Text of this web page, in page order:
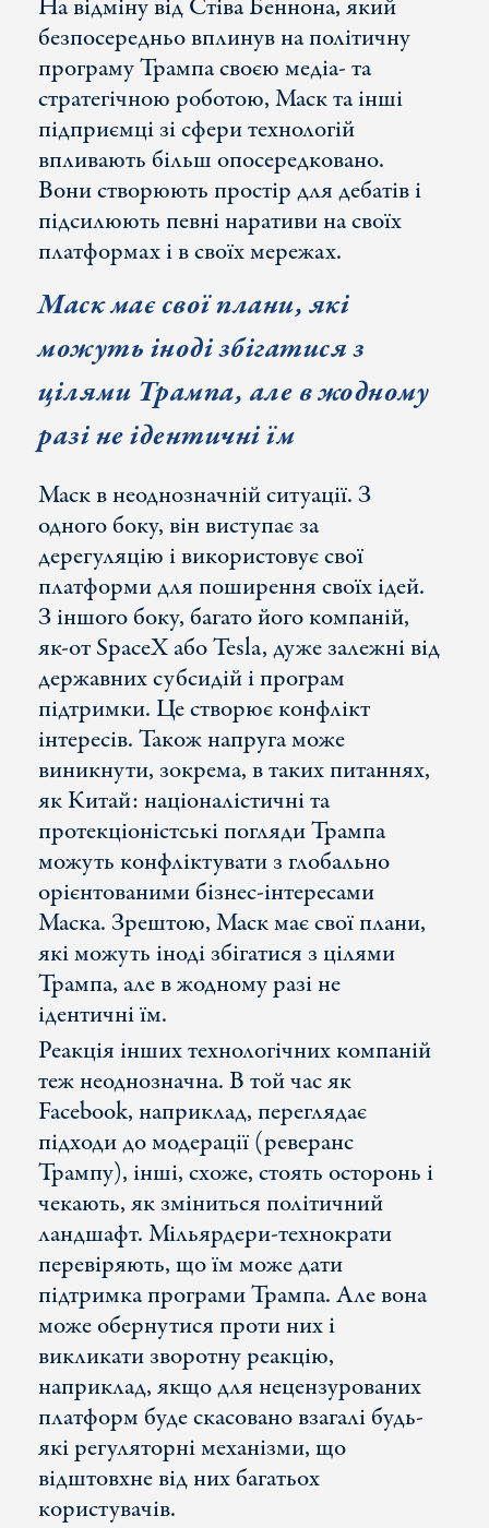
На відміну від Стіва Беннона, який
безпосередньо вплинув на політичну
програму Трампа своєю медіа- та
стратегічною роботою, Маск та інші
підприємці зі сфери технологій
впливають більш опосередковано.
Вони створюють простір для дебатів і
підсилюють певні наративи на своїх
платформах і в своїх мережах.
Маск має свої плани, які
можуть іноді збігатися з
цілями Трампа, але в жодному
разі не ідентичні їм
Маск в неоднозначній ситуації. З
одного боку, він виступає за
дерегуляцію і використовує свої
платформи для поширення своїх ідей.
З іншого боку, багато його компаній,
як-от SpaceX або Tesla, дуже залежні від
державних субсидій і програм
підтримки. Це створює конфлікт
інтересів. Також напруга може
виникнути, зокрема, в таких питаннях,
як Китай: націоналістичні та
протекціоністські погляди Трампа
можуть конфліктувати з глобально
орієнтованими бізнес-інтересами
Маска. Зрештою, Маск має свої плани,
які можуть іноді збігатися з цілями
Трампа, але в жодному разі не
ідентичні їм.
Реакція інших технологічних компаній
теж неоднозначна. В той час як
Facebook, наприклад, переглядає
підходи до модерації (реверанс
Трампу), інші, схоже, стоять осторонь і
чекають, як зміниться політичний
ландшафт. Мільярдери-технократи
перевіряють, що їм може дати
підтримка програми Трампа. Але вона
може обернутися проти них і
викликати зворотну реакцію,
наприклад, якщо для нецензурованих
платформ буде скасовано взагалі будь-
які регуляторні механізми, що
відштовхне від них багатьох
користувачів.